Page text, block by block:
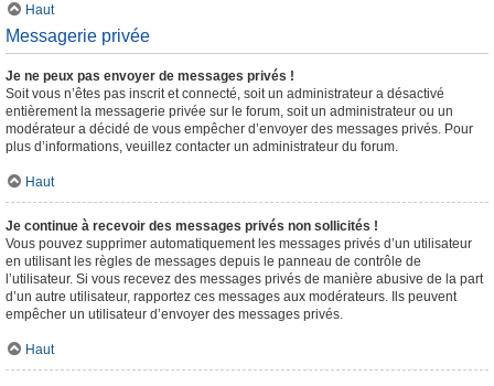
Haut
Messagerie privée
Je ne peux pas envoyer de messages privés !
Soit vous n’êtes pas inscrit et connecté, soit un administrateur a désactivé
entièrement la messagerie privée sur le forum, soit un administrateur ou un
modérateur a décidé de vous empêcher d’envoyer des messages privés. Pour
plus d’informations, veuillez contacter un administrateur du forum.
Haut
Je continue à recevoir des messages privés non sollicités !
Vous pouvez supprimer automatiquement les messages privés d’un utilisateur
en utilisant les règles de messages depuis le panneau de contrôle de
l’utilisateur. Si vous recevez des messages privés de manière abusive de la part
d’un autre utilisateur, rapportez ces messages aux modérateurs. Ils peuvent
empêcher un utilisateur d’envoyer des messages privés.
Haut